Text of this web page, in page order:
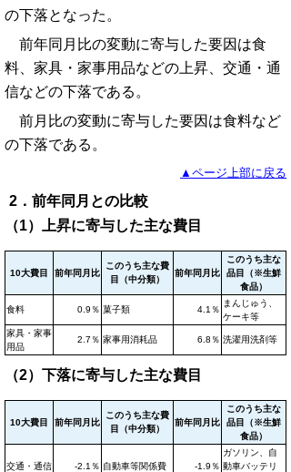
の下落となった。
前年同月比の変動に寄与した要因は食
料、家具・家事用品などの上昇、交通・通
信などの下落である。
前月比の変動に寄与した要因は食料など
の下落である。
▲ページ上部に戻る
2．前年同月との比較
（1）上昇に寄与した主な費目
10大費目 前年同月比
このうち主な費
目（中分類）
前年同月比
このうち主な
品目（※生鮮
食品）
食料 0.9％ 菓子類 4.1％
まんじゅう、
ケーキ等
家具・家事
用品
2.7％ 家事用消耗品 6.8％ 洗濯用洗剤等
（2）下落に寄与した主な費目
10大費目 前年同月比
このうち主な費
目（中分類）
前年同月比
このうち主な
品目（※生鮮
食品）
交通・通信 -2.1％ 自動車等関係費 -1.9％
ガソリン、自
動車バッテリ